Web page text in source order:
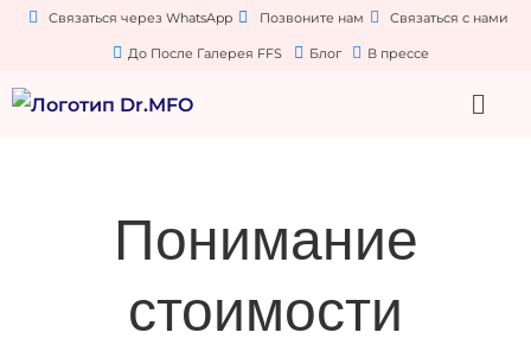
Связаться через WhatsApp Позвоните нам Связаться с нами
До После Галерея FFS Блог В прессе
Понимание
стоимости